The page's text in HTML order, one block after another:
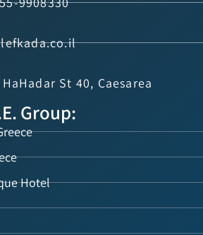
St 40, Caesarea
Group:
Hotel